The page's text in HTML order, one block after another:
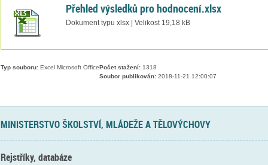
Přehled výsledků pro hodnocení.xlsx
Dokument typu xlsx | Velikost 19,18 kB
Typ souboru:Excel Microsoft Office Počet stažení:1318
Soubor publikován:2018-11-21 12:00:07
MINISTERSTVO ŠKOLSTVÍ, MLÁDEŽE A TĚLOVÝCHOVY
Rejstříky, databáze